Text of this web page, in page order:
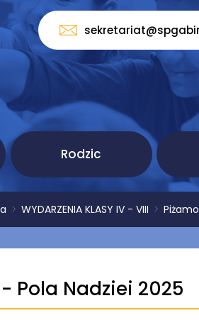
Rodzic
> WYDARZENIA KLASY IV - VIII >
Pola Nadziei 2025